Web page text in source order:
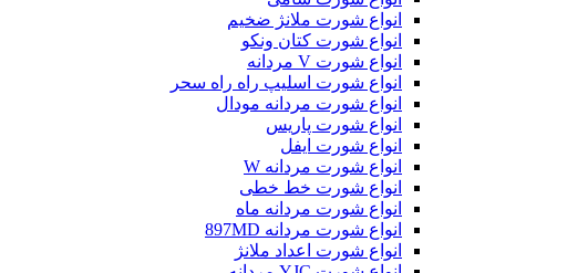
انواع شورت ملانژ ضخیم
انواع شورت کتان ونکو
انواع شورت V مردانه
انواع شورت اسلیپ راه راه سحر
انواع شورت مردانه مودال
انواع شورت پاریس
انواع شورت ایفل
انواع شورت مردانه W
انواع شورت خط خطی
انواع شورت مردانه ماه
انواع شورت مردانه 897MD
انواع شورت اعداد ملانژ